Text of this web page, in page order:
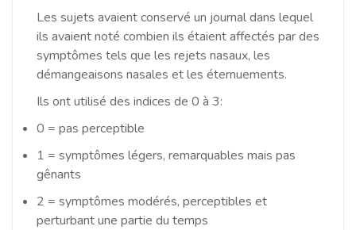
Les sujets avaient conservé un journal dans lequel
ils avaient noté combien ils étaient affectés par des
symptômes tels que les rejets nasaux, les
démangeaisons nasales et les éternuements.
Ils ont utilisé des indices de 0 à 3:
0 = pas perceptible
1 = symptômes légers, remarquables mais pas
gênants
2 = symptômes modérés, perceptibles et
perturbant une partie du temps